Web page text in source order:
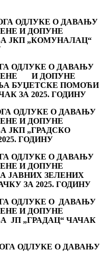
ОДЛУКЕ О ДАВАЊУ
И ДОПУНЕ
ЈКП „КОМУНАЛАЦ“
ОДЛУКЕ О ДАВАЊУ
И ДОПУНЕ
БУЏЕТСКЕ ПОМОЋИ
ЗА 2025. ГОДИНУ
ОДЛУКЕ О ДАВАЊУ
И ДОПУНЕ
ЈКП „ГРАДСКО
5. ГОДИНУ
ОДЛУКЕ О ДАВАЊУ
И ДОПУНЕ
ЈАВНИХ ЗЕЛЕНИХ
ЗА 2025. ГОДИНУ
ОДЛУКЕ О ДАВАЊУ
И ДОПУНЕ
ЈП „ГРАДАЦ“ ЧАЧАК
ОДЛУКЕ О ДАВАЊУ